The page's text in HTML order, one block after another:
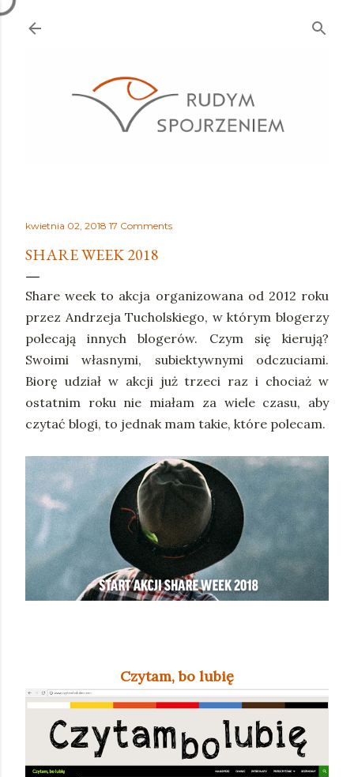
kwietnia 02, 2018 17 Comments
SHARE WEEK 2018
Share week to akcja organizowana od 2012 roku
przez Andrzeja Tucholskiego, w którym blogerzy
polecają innych blogerów. Czym się kierują?
Swoimi własnymi, subiektywnymi odczuciami.
Biorę udział w akcji już trzeci raz i chociaż w
ostatnim roku nie miałam za wiele czasu, aby
czytać blogi, to jednak mam takie, które polecam.
Czytam, bo lubię